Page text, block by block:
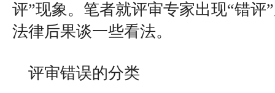
评”现象。笔者就评审专家出现“错评
法律后果谈一些看法。
评审错误的分类